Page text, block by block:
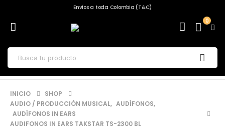
Envíos a toda Colombia (T&C)
0
INICIO
SHOP
AUDIO / PRODUCCIÓN MUSICAL, AUDÍFONOS,
AUDÍFONOS IN EARS
AUDIFONOS IN EARS TAKSTAR TS-2300 BL